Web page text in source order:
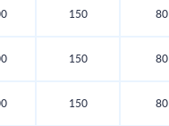
150 80
150 80
150 80